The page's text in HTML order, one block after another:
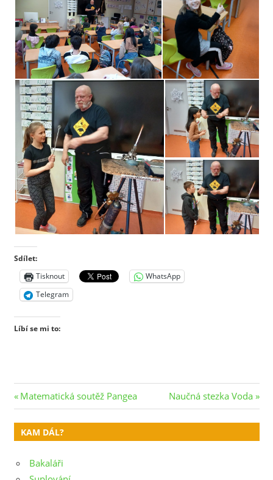
Sdílet:
Tisknout
WhatsApp
Telegram
Líbí se mi to:
Navigace
pro
příspěvek
Previous
Post:
Matematická soutěž Pangea
Next
Post:
Naučná stezka Voda
KAM DÁL?
Bakaláři